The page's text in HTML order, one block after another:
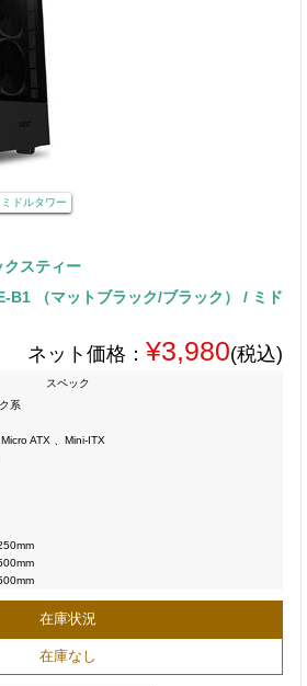
ミドルタワー
クスティー
B1 （マットブラック/ブラック） / ミド
ネット価格： ¥3,980(税込)
スペック
系
ATX 、Mini-ITX
在庫状況
在庫なし